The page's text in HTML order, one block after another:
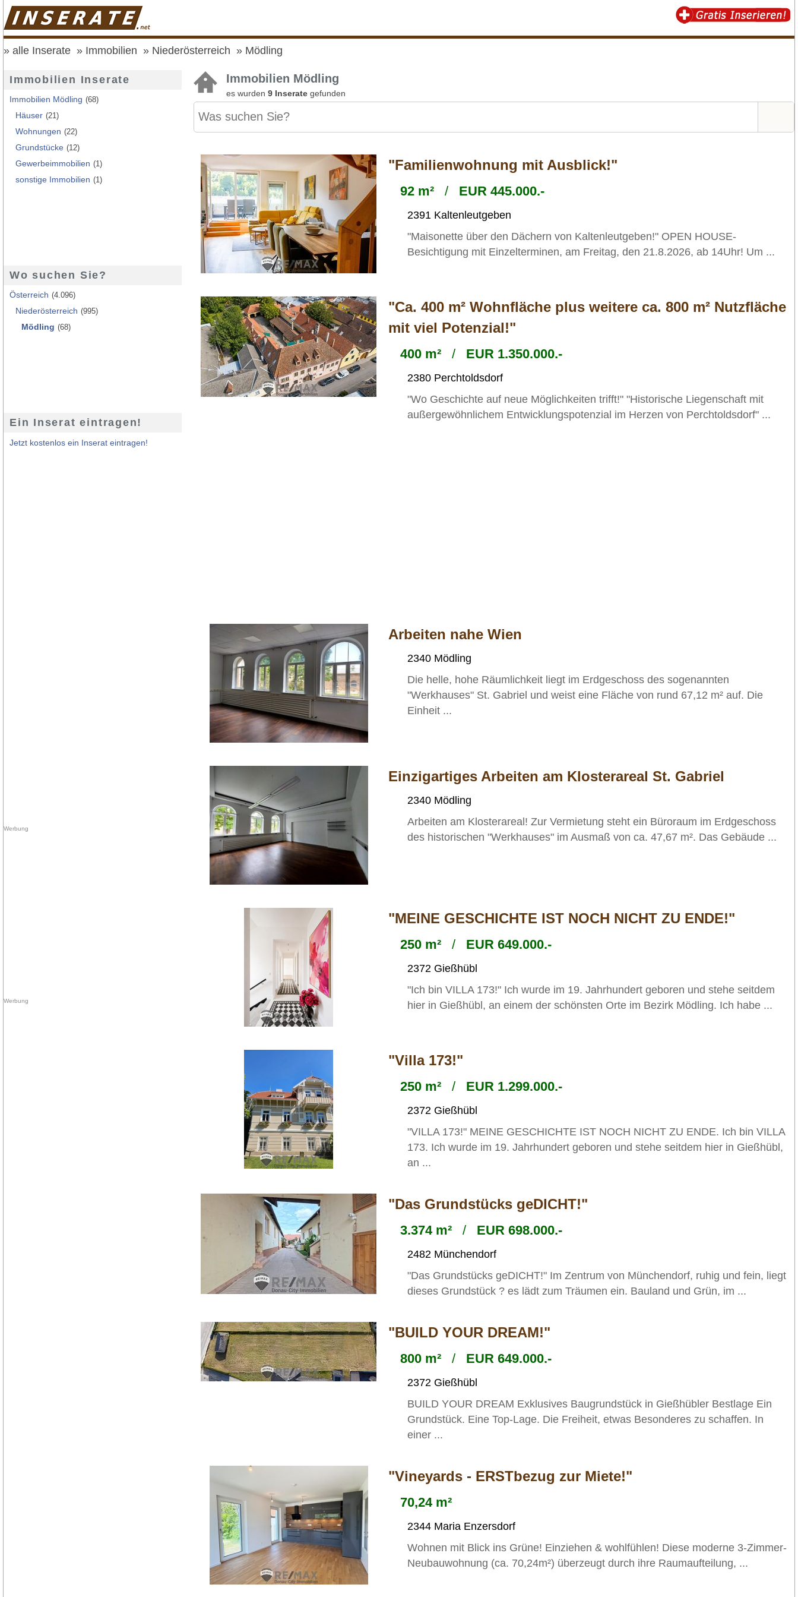
alle Inserate Immobilien Niederösterreich Mödling
Immobilien Mödling
es wurden 9 Inserate gefunden
"Familienwohnung mit Ausblick!"
92 m² / EUR 445.000.-
2391 Kaltenleutgeben
"Maisonette über den Dächern von Kaltenleutgeben!" OPEN HOUSE-
Besichtigung mit Einzelterminen, am Freitag, den 21.8.2026, ab 14Uhr! Um ...
"Ca. 400 m² Wohnfläche plus weitere ca. 800 m² Nutzfläche
mit viel Potenzial!"
400 m² / EUR 1.350.000.-
2380 Perchtoldsdorf
"Wo Geschichte auf neue Möglichkeiten trifft!" "Historische Liegenschaft mit
außergewöhnlichem Entwicklungspotenzial im Herzen von Perchtoldsdorf" ...
Arbeiten nahe Wien
2340 Mödling
Die helle, hohe Räumlichkeit liegt im Erdgeschoss des sogenannten
"Werkhauses" St. Gabriel und weist eine Fläche von rund 67,12 m² auf. Die
Einheit ...
Einzigartiges Arbeiten am Klosterareal St. Gabriel
2340 Mödling
Arbeiten am Klosterareal! Zur Vermietung steht ein Büroraum im Erdgeschoss
des historischen "Werkhauses" im Ausmaß von ca. 47,67 m². Das Gebäude ...
"MEINE GESCHICHTE IST NOCH NICHT ZU ENDE!"
250 m² / EUR 649.000.-
2372 Gießhübl
"Ich bin VILLA 173!" Ich wurde im 19. Jahrhundert geboren und stehe seitdem
hier in Gießhübl, an einem der schönsten Orte im Bezirk Mödling. Ich habe ...
"Villa 173!"
250 m² / EUR 1.299.000.-
2372 Gießhübl
"VILLA 173!" MEINE GESCHICHTE IST NOCH NICHT ZU ENDE. Ich bin VILLA
173. Ich wurde im 19. Jahrhundert geboren und stehe seitdem hier in Gießhübl,
an ...
"Das Grundstücks geDICHT!"
3.374 m² / EUR 698.000.-
2482 Münchendorf
"Das Grundstücks geDICHT!" Im Zentrum von Münchendorf, ruhig und fein, liegt
dieses Grundstück ? es lädt zum Träumen ein. Bauland und Grün, im ...
"BUILD YOUR DREAM!"
800 m² / EUR 649.000.-
2372 Gießhübl
BUILD YOUR DREAM Exklusives Baugrundstück in Gießhübler Bestlage Ein
Grundstück. Eine Top-Lage. Die Freiheit, etwas Besonderes zu schaffen. In
einer ...
"Vineyards - ERSTbezug zur Miete!"
70,24 m²
2344 Maria Enzersdorf
Wohnen mit Blick ins Grüne! Einziehen & wohlfühlen! Diese moderne 3-Zimmer-
Neubauwohnung (ca. 70,24m²) überzeugt durch ihre Raumaufteilung, ...
Immobilien Inserate
Immobilien Mödling (68)
Häuser (21)
Wohnungen (22)
Grundstücke (12)
Gewerbeimmobilien (1)
sonstige Immobilien (1)
Wo suchen Sie?
Österreich (4.096)
Niederösterreich (995)
Mödling (68)
Ein Inserat eintragen!
Jetzt kostenlos ein Inserat eintragen!